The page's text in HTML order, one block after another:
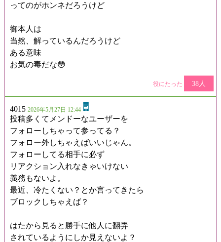
ってのがホンネだろうけど
御本人は
当然、解っているんだろうけど
ある意味
お気の毒だな😳
役にたった 38人
4015 2026年5月27日 12:44
投稿多くてメンドーなユーザーを
フォローしちゃって参ってる？
フォロー外しちゃえばいいじゃん。
フォローしてる相手に必ず
リアクション入れなきゃいけない
義務もないよ。
最近、冷たくない？とか言ってきたら
ブロックしちゃえば？
はたから見ると勝手に他人に翻弄
されているようにしか見えないよ？